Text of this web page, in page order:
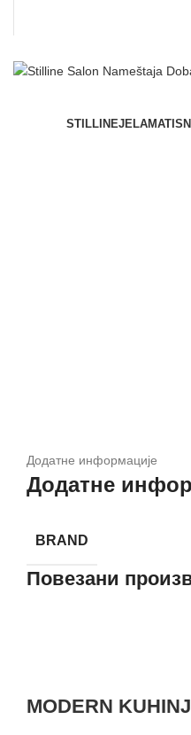
STILLINEJELAMATIS
Додатне информације
Додатне
BRAND
Повезани
MODERN